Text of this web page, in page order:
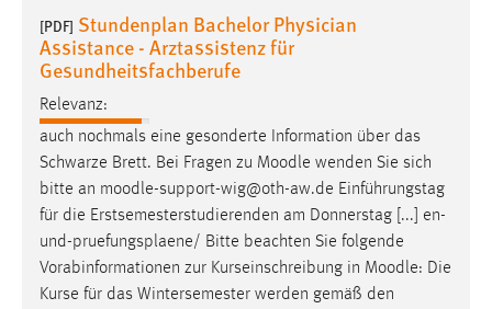
[PDF] Stundenplan Bachelor Physician
Assistance - Arztassistenz für
Gesundheitsfachberufe
Relevanz:
auch nochmals eine gesonderte Information über das
Schwarze Brett. Bei Fragen zu Moodle wenden Sie sich
bitte an moodle-support-wig@oth-aw.de Einführungstag
für die Erstsemesterstudierenden am Donnerstag [...] en-
und-pruefungsplaene/ Bitte beachten Sie folgende
Vorabinformationen zur Kurseinschreibung in Moodle: Die
Kurse für das Wintersemester werden gemäß den